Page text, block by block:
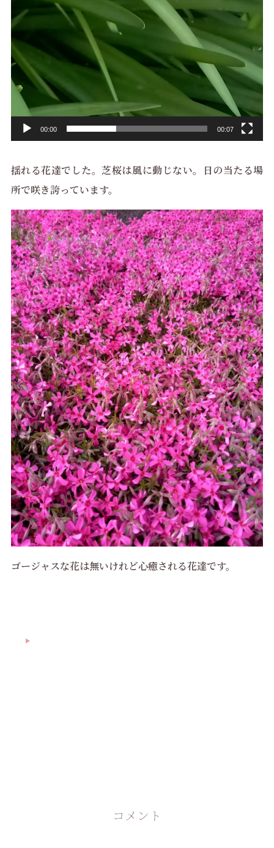
00:00 00:07
揺れる花達でした。芝桜は風に動じない。日の当たる場
所で咲き誇っています。
ゴージャスな花は無いけれど心癒される花達です。
コメント